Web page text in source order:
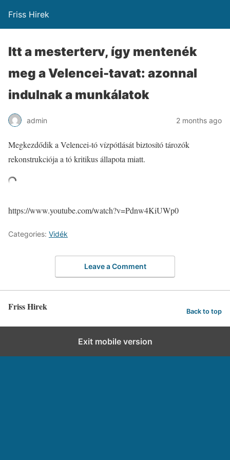
Friss Hirek
Itt a mesterterv, így mentenék
meg a Velencei-tavat: azonnal
indulnak a munkálatok
admin 2 months ago
Megkezdődik a Velencei-tó vízpótlását biztosító tározók
rekonstrukciója a tó kritikus állapota miatt.
https://www.youtube.com/watch?v=Pdnw4KiUWp0
Categories: Vidék
Leave a Comment
Friss Hirek Back to top
Exit mobile version